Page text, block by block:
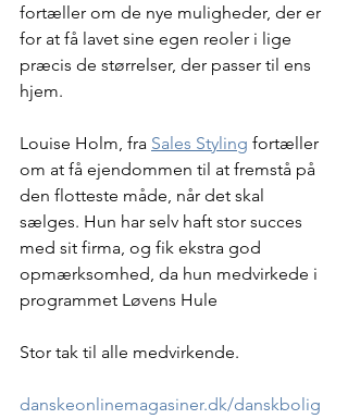
fortæller om de nye muligheder, der er
for at få lavet sine egen reoler i lige
præcis de størrelser, der passer til ens
hjem.
Louise Holm, fra Sales Styling fortæller
om at få ejendommen til at fremstå på
den flotteste måde, når det skal
sælges. Hun har selv haft stor succes
med sit firma, og fik ekstra god
opmærksomhed, da hun medvirkede i
programmet Løvens Hule
Stor tak til alle medvirkende.
danskeonlinemagasiner.dk/danskbolig